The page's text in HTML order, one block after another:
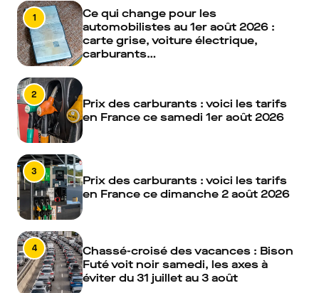
1
Ce qui change pour les
automobilistes au 1er août 2026 :
carte grise, voiture électrique,
carburants…
2
Prix des carburants : voici les tarifs
en France ce samedi 1er août 2026
3
Prix des carburants : voici les tarifs
en France ce dimanche 2 août 2026
4
Chassé-croisé des vacances : Bison
Futé voit noir samedi, les axes à
éviter du 31 juillet au 3 août